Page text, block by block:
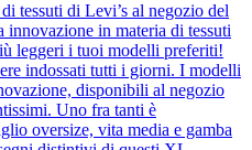
tessuti di Levi’s al negozio del
in materia di tessuti
leggeri i tuoi modelli preferiti!
indossati tutti i giorni. I modelli
disponibili al negozio
Uno fra tanti è
oversize, vita media e gamba